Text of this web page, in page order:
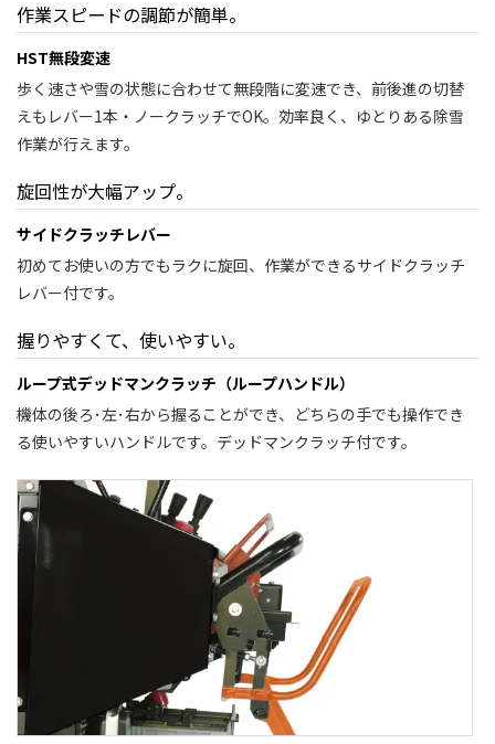
作業スピードの調節が簡単。
HST無段変速
歩く速さや雪の状態に合わせて無段階に変速でき、前後進の切替
えもレバー1本・ノークラッチでOK。効率良く、ゆとりある除雪
作業が行えます。
旋回性が大幅アップ。
サイドクラッチレバー
初めてお使いの方でもラクに旋回、作業ができるサイドクラッチ
レバー付です。
握りやすくて、使いやすい。
ループ式デッドマンクラッチ（ループハンドル）
機体の後ろ･左･右から握ることができ、どちらの手でも操作でき
る使いやすいハンドルです。デッドマンクラッチ付です。